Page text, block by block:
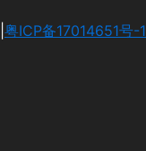
粤ICP备17014651号-1